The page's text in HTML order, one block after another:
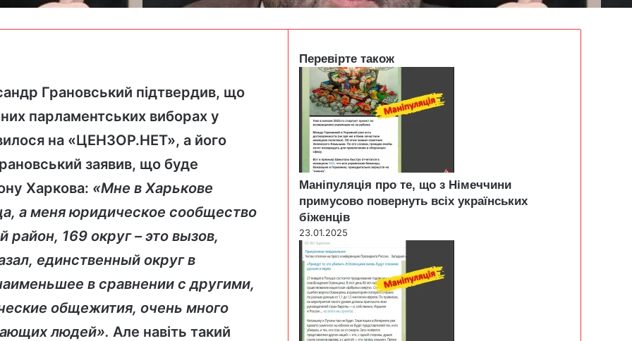
Грановський підтвердив, що
парламентських виборах у
на «ЦЕНЗОР.НЕТ», а його
заявив, що буде
Харкова: «Мне в Харькове
а меня юридическое сообщество
169 округ – это вызов,
единственный округ в
в сравнении с другими,
общежития, очень много
людей». Але навіть такий
Перевірте також
Маніпуляція про те, що з Німеччини
примусово повернуть всіх українських
біженців
23.01.2025